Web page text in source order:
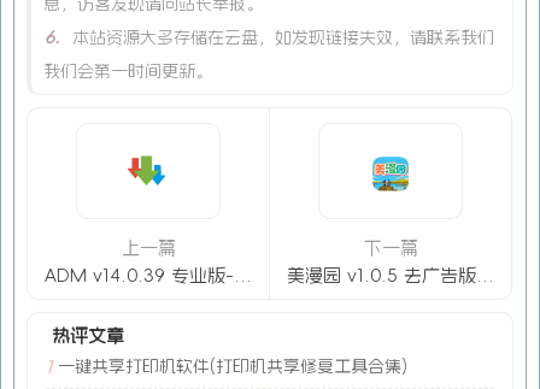
息，访客发现请向站长举报。
6.
本站资源大多存储在云盘，如发现链接失效，请联系我们
我们会第一时间更新。
上一篇
下一篇
热评文章
1 一键共享打印机软件(打印机共享修复工具合集)